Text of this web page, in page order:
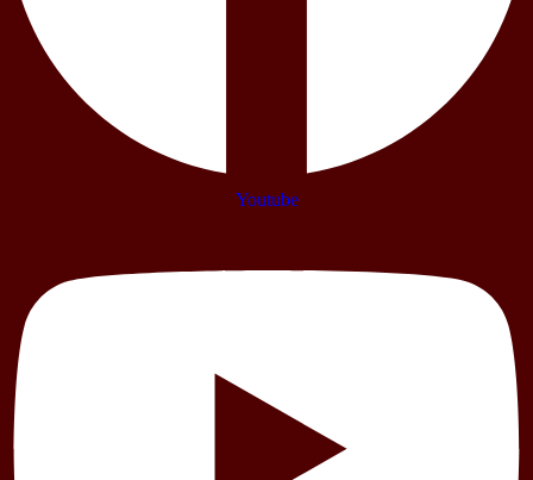
Youtube